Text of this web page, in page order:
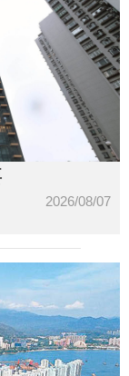
2026/08/07